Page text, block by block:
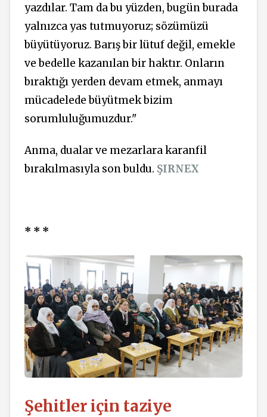
yazdılar. Tam da bu yüzden, bugün burada
yalnızca yas tutmuyoruz; sözümüzü
büyütüyoruz. Barış bir lütuf değil, emekle
ve bedelle kazanılan bir haktır. Onların
bıraktığı yerden devam etmek, anmayı
mücadelede büyütmek bizim
sorumluluğumuzdur."
Anma, dualar ve mezarlara karanfil
bırakılmasıyla son buldu. ŞIRNEX
* * *
Şehitler için taziye